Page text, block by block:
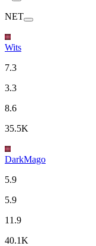
NET
Wits
7.3
3.3
8.6
35.5K
DarkMago
5.9
5.9
11.9
40.1K